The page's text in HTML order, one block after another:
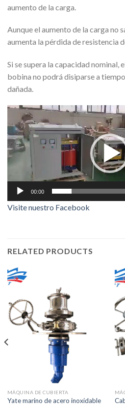
aumento de la carga.
Aunque el aumento de la carga no
aumenta la pérdida de resistencia
Si se supera la capacidad nominal,
bobina no podrá disiparse a
dañada.
Video
Player
00:00
Visite nuestro Facebook
RELATED PRODUCTS
MÁQUINA DE CUBIERTA
Yate marino de acero inoxidable